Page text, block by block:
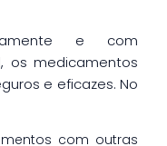
e com
os medicamentos
e eficazes. No
com outras